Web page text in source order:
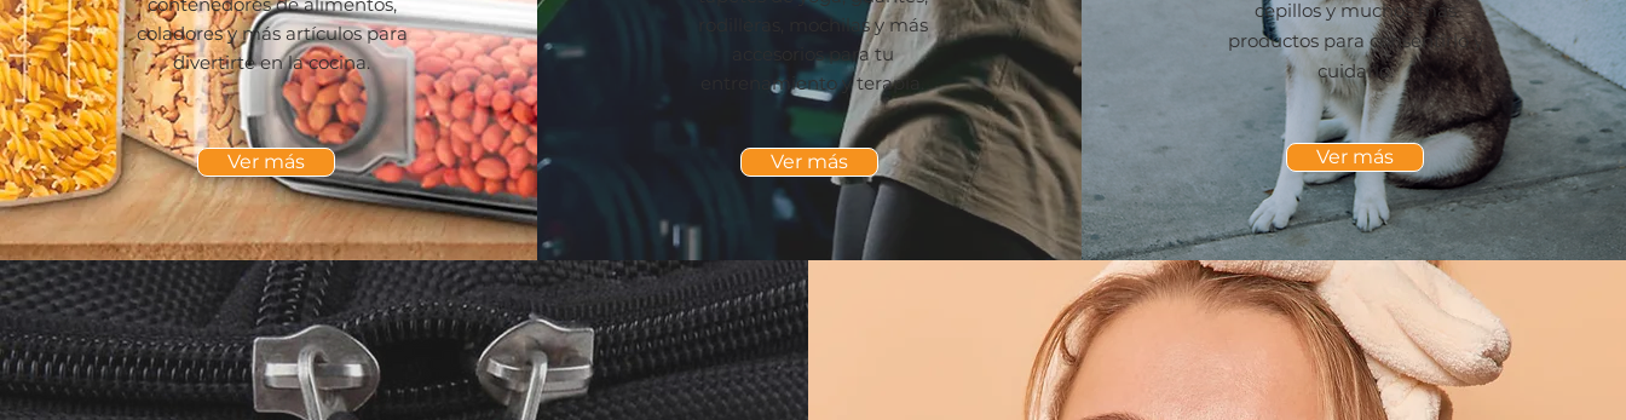
coladores y más artículos para
divertirte en la cocina.
Ver más
rodilleras, mochilas y más
accesorios para tu
entrenamiento y terapia.
Ver más
cepillos y muchos más
productos para consentirlo y
cuidarlo.
Ver más